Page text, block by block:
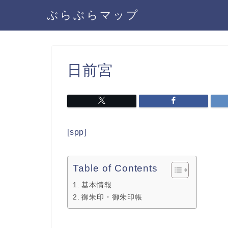
ぶらぶらマップ
日前宮
[spp]
Table of Contents
基本情報
御朱印・御朱印帳